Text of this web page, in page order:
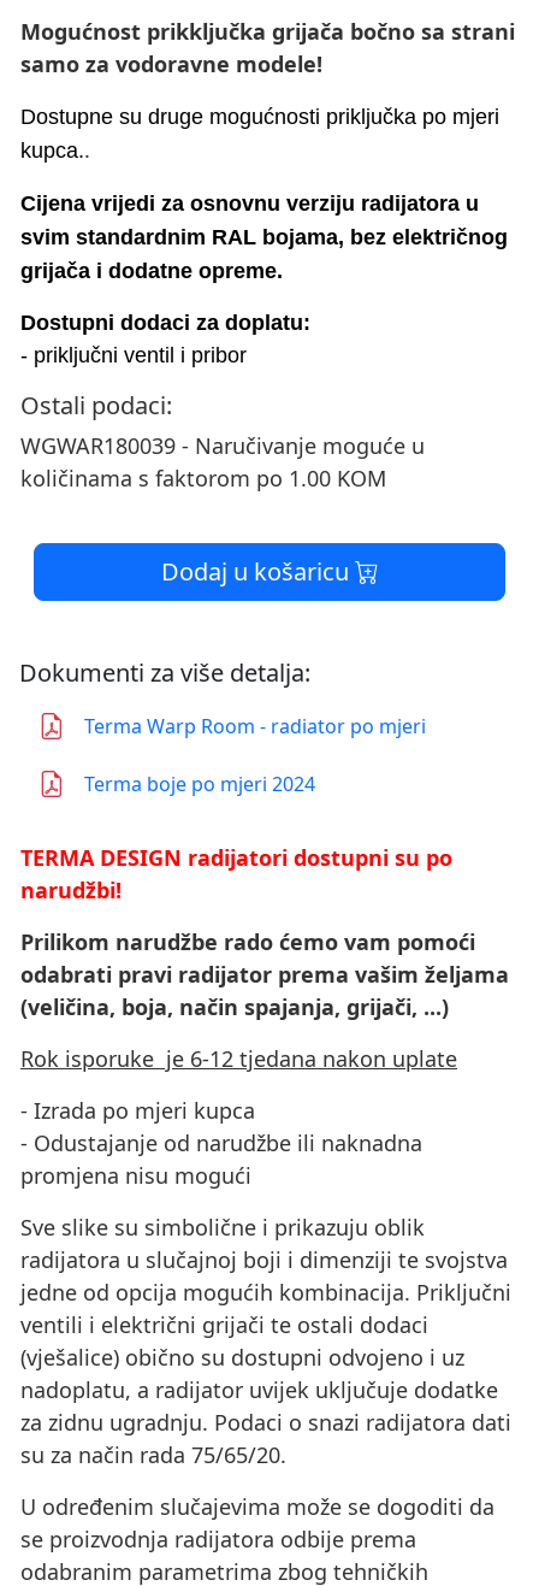
Mogućnost prikključka grijača bočno sa strani
samo za vodoravne modele!
Dostupne su druge mogućnosti priključka po mjeri
kupca..
Cijena vrijedi za osnovnu verziju radijatora u
svim standardnim RAL bojama, bez električnog
grijača i dodatne opreme.
Dostupni dodaci za doplatu:
- priključni ventil i pribor
Ostali podaci:
WGWAR180039 - Naručivanje moguće u
količinama s faktorom po 1.00 KOM
Dodaj u košaricu
Dokumenti za više detalja:
Terma Warp Room - radiator po mjeri
Terma boje po mjeri 2024
TERMA DESIGN radijatori dostupni su po
narudžbi!
Prilikom narudžbe rado ćemo vam pomoći
odabrati pravi radijator prema vašim željama
(veličina, boja, način spajanja, grijači, ...)
Rok isporuke je 6-12 tjedana nakon uplate
- Izrada po mjeri kupca
- Odustajanje od narudžbe ili naknadna
promjena nisu mogući
Sve slike su simbolične i prikazuju oblik
radijatora u slučajnoj boji i dimenziji te svojstva
jedne od opcija mogućih kombinacija. Priključni
ventili i električni grijači te ostali dodaci
(vješalice) obično su dostupni odvojeno i uz
nadoplatu, a radijator uvijek uključuje dodatke
za zidnu ugradnju. Podaci o snazi ​​radijatora dati
su za način rada 75/65/20.
U određenim slučajevima može se dogoditi da
se proizvodnja radijatora odbije prema
odabranim parametrima zbog tehničkih